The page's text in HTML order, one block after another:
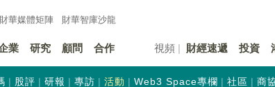
財華媒體矩陣 財華智庫沙龍
業 研究 顧問 合作 視頻 財經速遞 投資
股評 研報 專訪 活動 Web3 Space專欄 社區 商